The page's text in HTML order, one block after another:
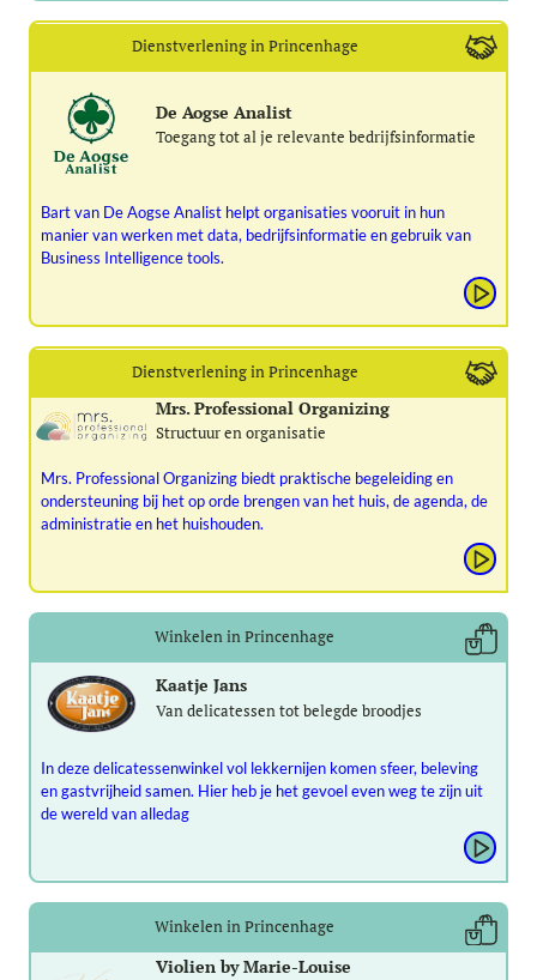
Dienstverlening in Princenhage
De Aogse Analist
Toegang tot al je relevante bedrijfsinformatie
Bart van De Aogse Analist helpt organisaties vooruit in hun
manier van werken met data, bedrijfsinformatie en gebruik van
Business Intelligence tools.
Dienstverlening in Princenhage
Mrs. Professional Organizing
Structuur en organisatie
Mrs. Professional Organizing biedt praktische begeleiding en
ondersteuning bij het op orde brengen van het huis, de agenda, de
administratie en het huishouden.
Winkelen in Princenhage
Kaatje Jans
Van delicatessen tot belegde broodjes
In deze delicatessenwinkel vol lekkernijen komen sfeer, beleving
en gastvrijheid samen. Hier heb je het gevoel even weg te zijn uit
de wereld van alledag
Winkelen in Princenhage
Violien by Marie-Louise